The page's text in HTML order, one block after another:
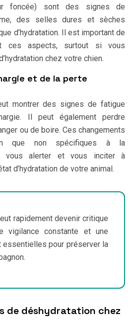
foncée) sont des signes de
des selles dures et sèches
d’hydratation. Il est important de
ces aspects, surtout si vous
chez votre chien.
et de la perte
montrer des signes de fatigue
Il peut également perdre
ou de boire. Ces changements
que non spécifiques à la
vous alerter et vous inciter à
d’hydratation de votre animal.
rapidement devenir critique
vigilance constante et une
essentielles pour préserver la
de déshydratation chez